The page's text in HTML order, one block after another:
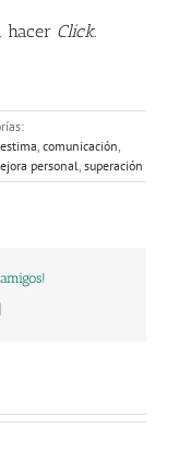
hacer Click.
, comunicación,
personal, superación
Correo